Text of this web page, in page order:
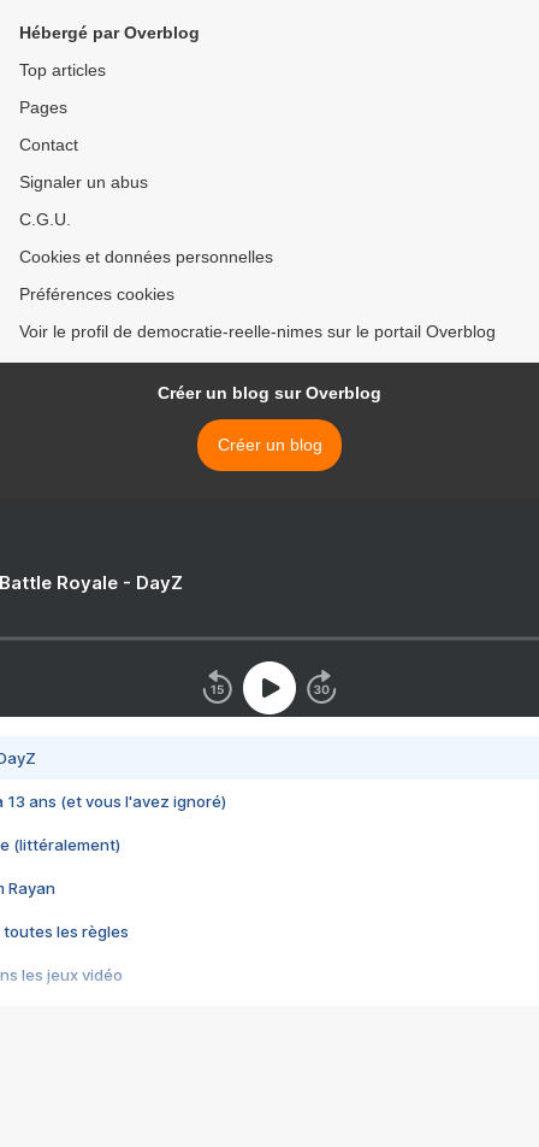
Hébergé par Overblog
Top articles
Pages
Contact
Signaler un abus
C.G.U.
Cookies et données personnelles
Préférences cookies
Voir le profil de democratie-reelle-nimes sur le portail Overblog
Créer un blog sur Overblog
Créer un blog
Royale - DayZ
13 ans (et vous l'avez ignoré)
(littéralement)
Rayan
toutes les règles
les jeux vidéo